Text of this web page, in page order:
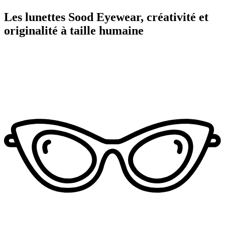
Les lunettes Sood Eyewear, créativité et
originalité à taille humaine